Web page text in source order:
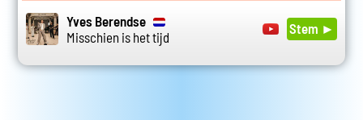
Yves Berendse
Misschien is het tijd
Stem ►